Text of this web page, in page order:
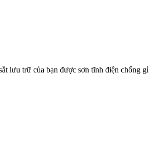
lưu trữ của bạn được sơn tĩnh điện chống gỉ